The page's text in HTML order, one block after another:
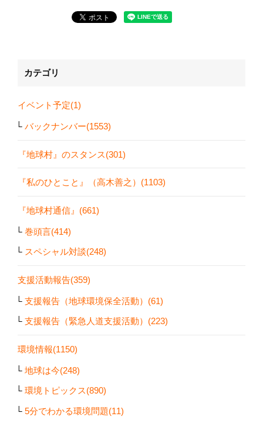
カテゴリ
イベント予定(1)
バックナンバー(1553)
『地球村』のスタンス(301)
『私のひとこと』（高木善之）(1103)
『地球村通信』(661)
巻頭言(414)
スペシャル対談(248)
支援活動報告(359)
支援報告（地球環境保全活動）(61)
支援報告（緊急人道支援活動）(223)
環境情報(1150)
地球は今(248)
環境トピックス(890)
5分でわかる環境問題(11)